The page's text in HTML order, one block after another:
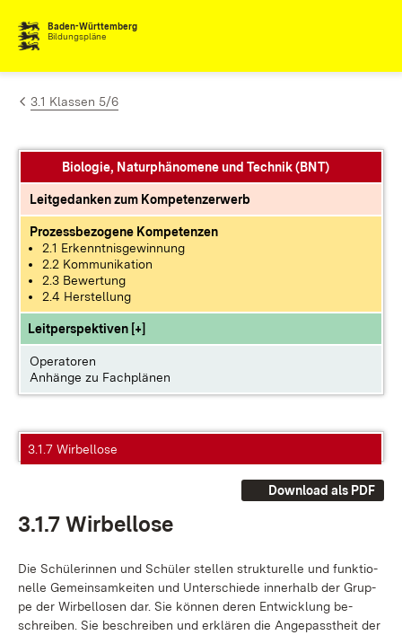
Zum Inhalt springen
Baden-Württemberg
Bildungspläne
3.1 Klassen 5/6
Biologie, Naturphänomene und Technik (BNT)
Leitgedanken zum Kompetenzerwerb
Prozessbezogene Kompetenzen
2.1 Erkenntnisgewinnung
2.2 Kommunikation
2.3 Bewertung
2.4 Herstellung
Leitperspektiven [+]
Operatoren
Anhänge zu Fachplänen
3.1.7 Wirbellose
Download als PDF
3.1.7 Wir­bel­lo­se
Die Schü­le­rin­nen und Schü­ler stel­len struk­tu­rel­le und funk­tio­
nel­le Ge­mein­sam­kei­ten und Un­ter­schie­de in­ner­halb der Grup­
pe der Wir­bel­lo­sen dar. Sie kön­nen de­ren Ent­wick­lung be­
schrei­ben. Sie be­schrei­ben und er­klä­ren die An­ge­passt­heit der